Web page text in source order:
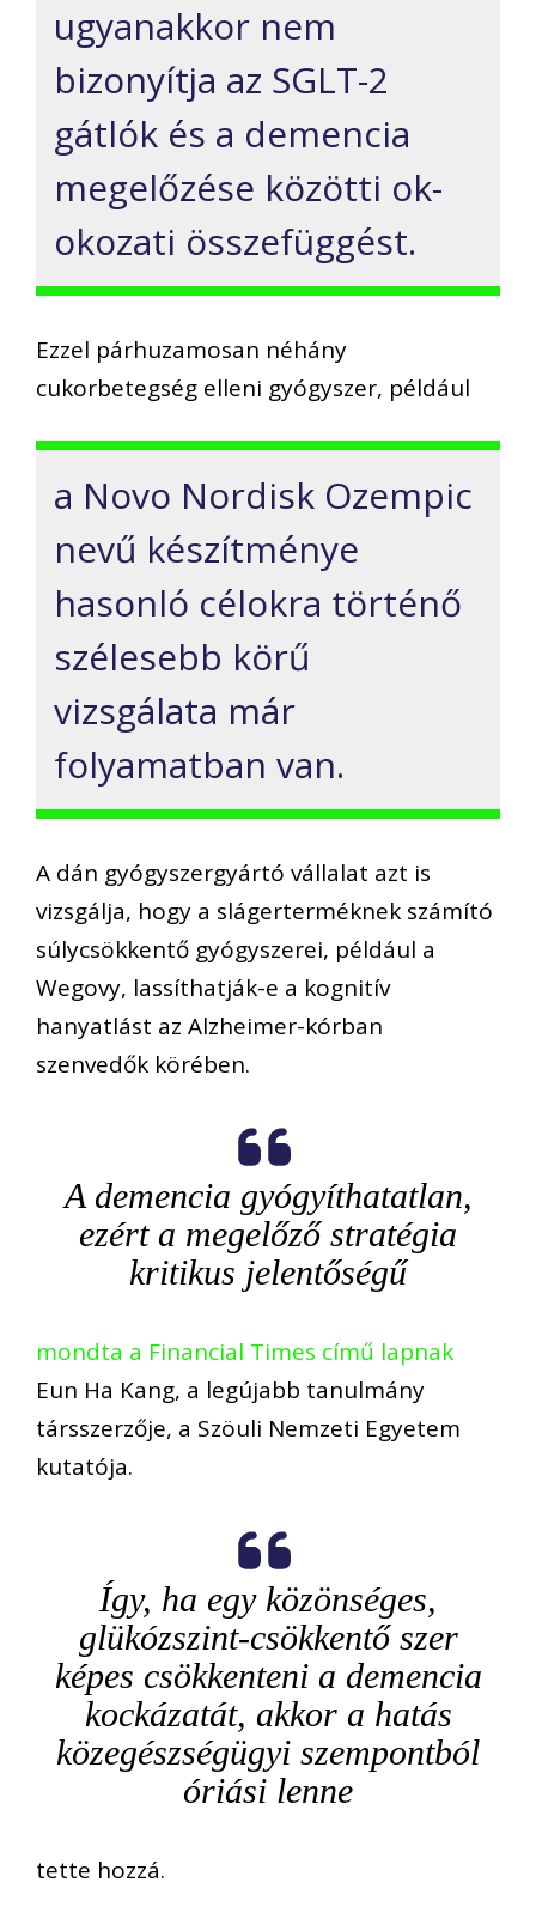
ugyanakkor nem
bizonyítja az SGLT-2
gátlók és a demencia
megelőzése közötti ok-
okozati összefüggést.
Ezzel párhuzamosan néhány
cukorbetegség elleni gyógyszer, például
a Novo Nordisk Ozempic
nevű készítménye
hasonló célokra történő
szélesebb körű
vizsgálata már
folyamatban van.
A dán gyógyszergyártó vállalat azt is
vizsgálja, hogy a slágerterméknek számító
súlycsökkentő gyógyszerei, például a
Wegovy, lassíthatják-e a kognitív
hanyatlást az Alzheimer-kórban
szenvedők körében.
A demencia gyógyíthatatlan,
ezért a megelőző stratégia
kritikus jelentőségű
mondta a Financial Times című lapnak
Eun Ha Kang, a legújabb tanulmány
társszerzője, a Szöuli Nemzeti Egyetem
kutatója.
Így, ha egy közönséges,
glükózszint-csökkentő szer
képes csökkenteni a demencia
kockázatát, akkor a hatás
közegészségügyi szempontból
óriási lenne
tette hozzá.